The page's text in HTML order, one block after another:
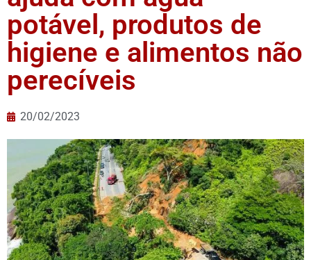
potável, produtos de
higiene e alimentos não
perecíveis
20/02/2023